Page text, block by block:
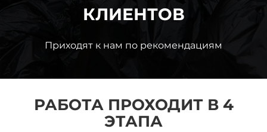
КЛИЕНТОВ
Приходят к нам по рекомендациям
РАБОТА ПРОХОДИТ В 4
ЭТАПА